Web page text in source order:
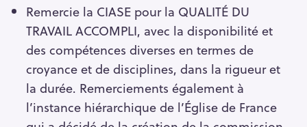
Remercie la CIASE pour la QUALITÉ DU
TRAVAIL ACCOMPLI, avec la disponibilité et
des compétences diverses en termes de
croyance et de disciplines, dans la rigueur et
la durée. Remerciements également à
l’instance hiérarchique de l’Église de France